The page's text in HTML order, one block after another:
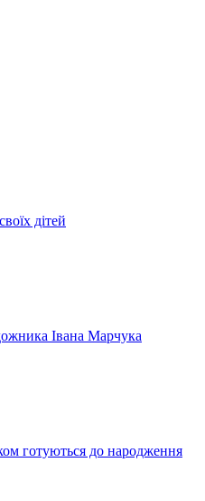
дітей
Івана Марчука
готуються до народження